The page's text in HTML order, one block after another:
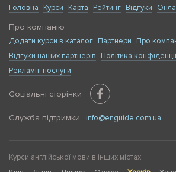
Головна Курси Карта Рейтинг Відгуки
Про компанію
Додати курси в каталог Партнери Про
Відгуки наших партнерів
Політика
Рекламні послуги
Соціальні сторінки
Служба підтримки info@enguide.com.ua
Курси англійської мови в інших містах: